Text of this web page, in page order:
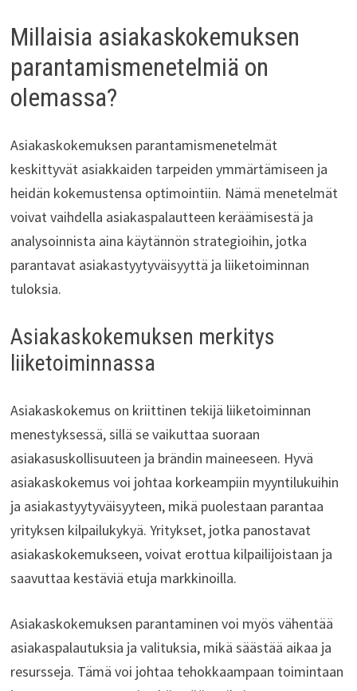
Millaisia asiakaskokemuksen
parantamismenetelmiä on
olemassa?
Asiakaskokemuksen parantamismenetelmät
keskittyvät asiakkaiden tarpeiden ymmärtämiseen ja
heidän kokemustensa optimointiin. Nämä menetelmät
voivat vaihdella asiakaspalautteen keräämisestä ja
analysoinnista aina käytännön strategioihin, jotka
parantavat asiakastyytyväisyyttä ja liiketoiminnan
tuloksia.
Asiakaskokemuksen merkitys
liiketoiminnassa
Asiakaskokemus on kriittinen tekijä liiketoiminnan
menestyksessä, sillä se vaikuttaa suoraan
asiakasuskollisuuteen ja brändin maineeseen. Hyvä
asiakaskokemus voi johtaa korkeampiin myyntilukuihin
ja asiakastyytyväisyyteen, mikä puolestaan parantaa
yrityksen kilpailukykyä. Yritykset, jotka panostavat
asiakaskokemukseen, voivat erottua kilpailijoistaan ja
saavuttaa kestäviä etuja markkinoilla.
Asiakaskokemuksen parantaminen voi myös vähentää
asiakaspalautuksia ja valituksia, mikä säästää aikaa ja
resursseja. Tämä voi johtaa tehokkaampaan toimintaan